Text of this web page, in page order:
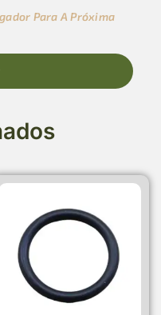
Para A Próxima